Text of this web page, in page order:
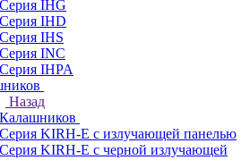
Серия IHG
Серия IHD
Серия IHS
Серия INC
Серия IHPA
Назад
Калашников
Серия KIRH-E с излучающей панелью
Серия KIRH-E с черной излучающей